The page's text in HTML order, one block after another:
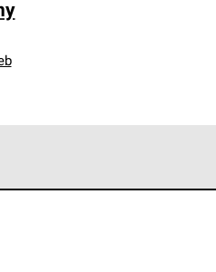
profesionalismo y confiabilidad.